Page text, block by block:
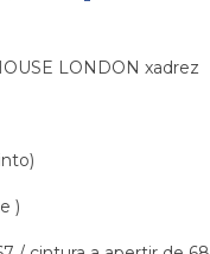
LONDON xadrez
)